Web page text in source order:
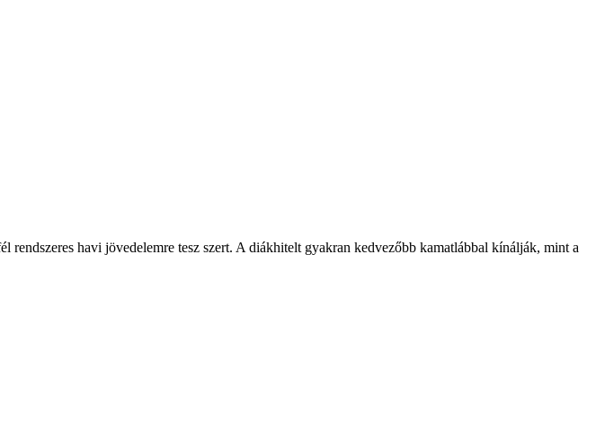
havi jövedelemre tesz szert. A diákhitelt gyakran kedvezőbb kamatlábbal kínálják, mint a